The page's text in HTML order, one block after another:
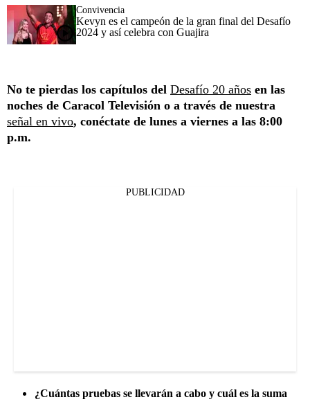
Convivencia
Kevyn es el campeón de la gran final del Desafío
2024 y así celebra con Guajira
No te pierdas los capítulos del Desafío 20 años en las
noches de Caracol Televisión o a través de nuestra
señal en vivo, conéctate de lunes a viernes a las 8:00
p.m.
PUBLICIDAD
¿Cuántas pruebas se llevarán a cabo y cuál es la suma